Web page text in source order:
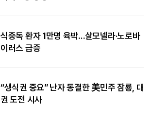
식중독 환자 1만명 육박…살모넬라·노로바
이러스 급증
“생식권 중요” 난자 동결한 美민주 잠룡, 대
권 도전 시사